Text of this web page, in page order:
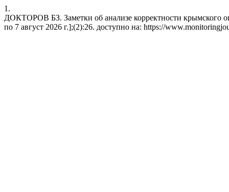
1.
ДОКТОРОВ БЗ. Заметки об анализе корректности
по 7 август 2026 г.];(2):26. доступно на: https://